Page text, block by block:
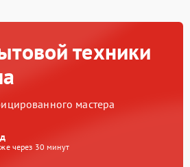
техники
мастера
через 30 минут